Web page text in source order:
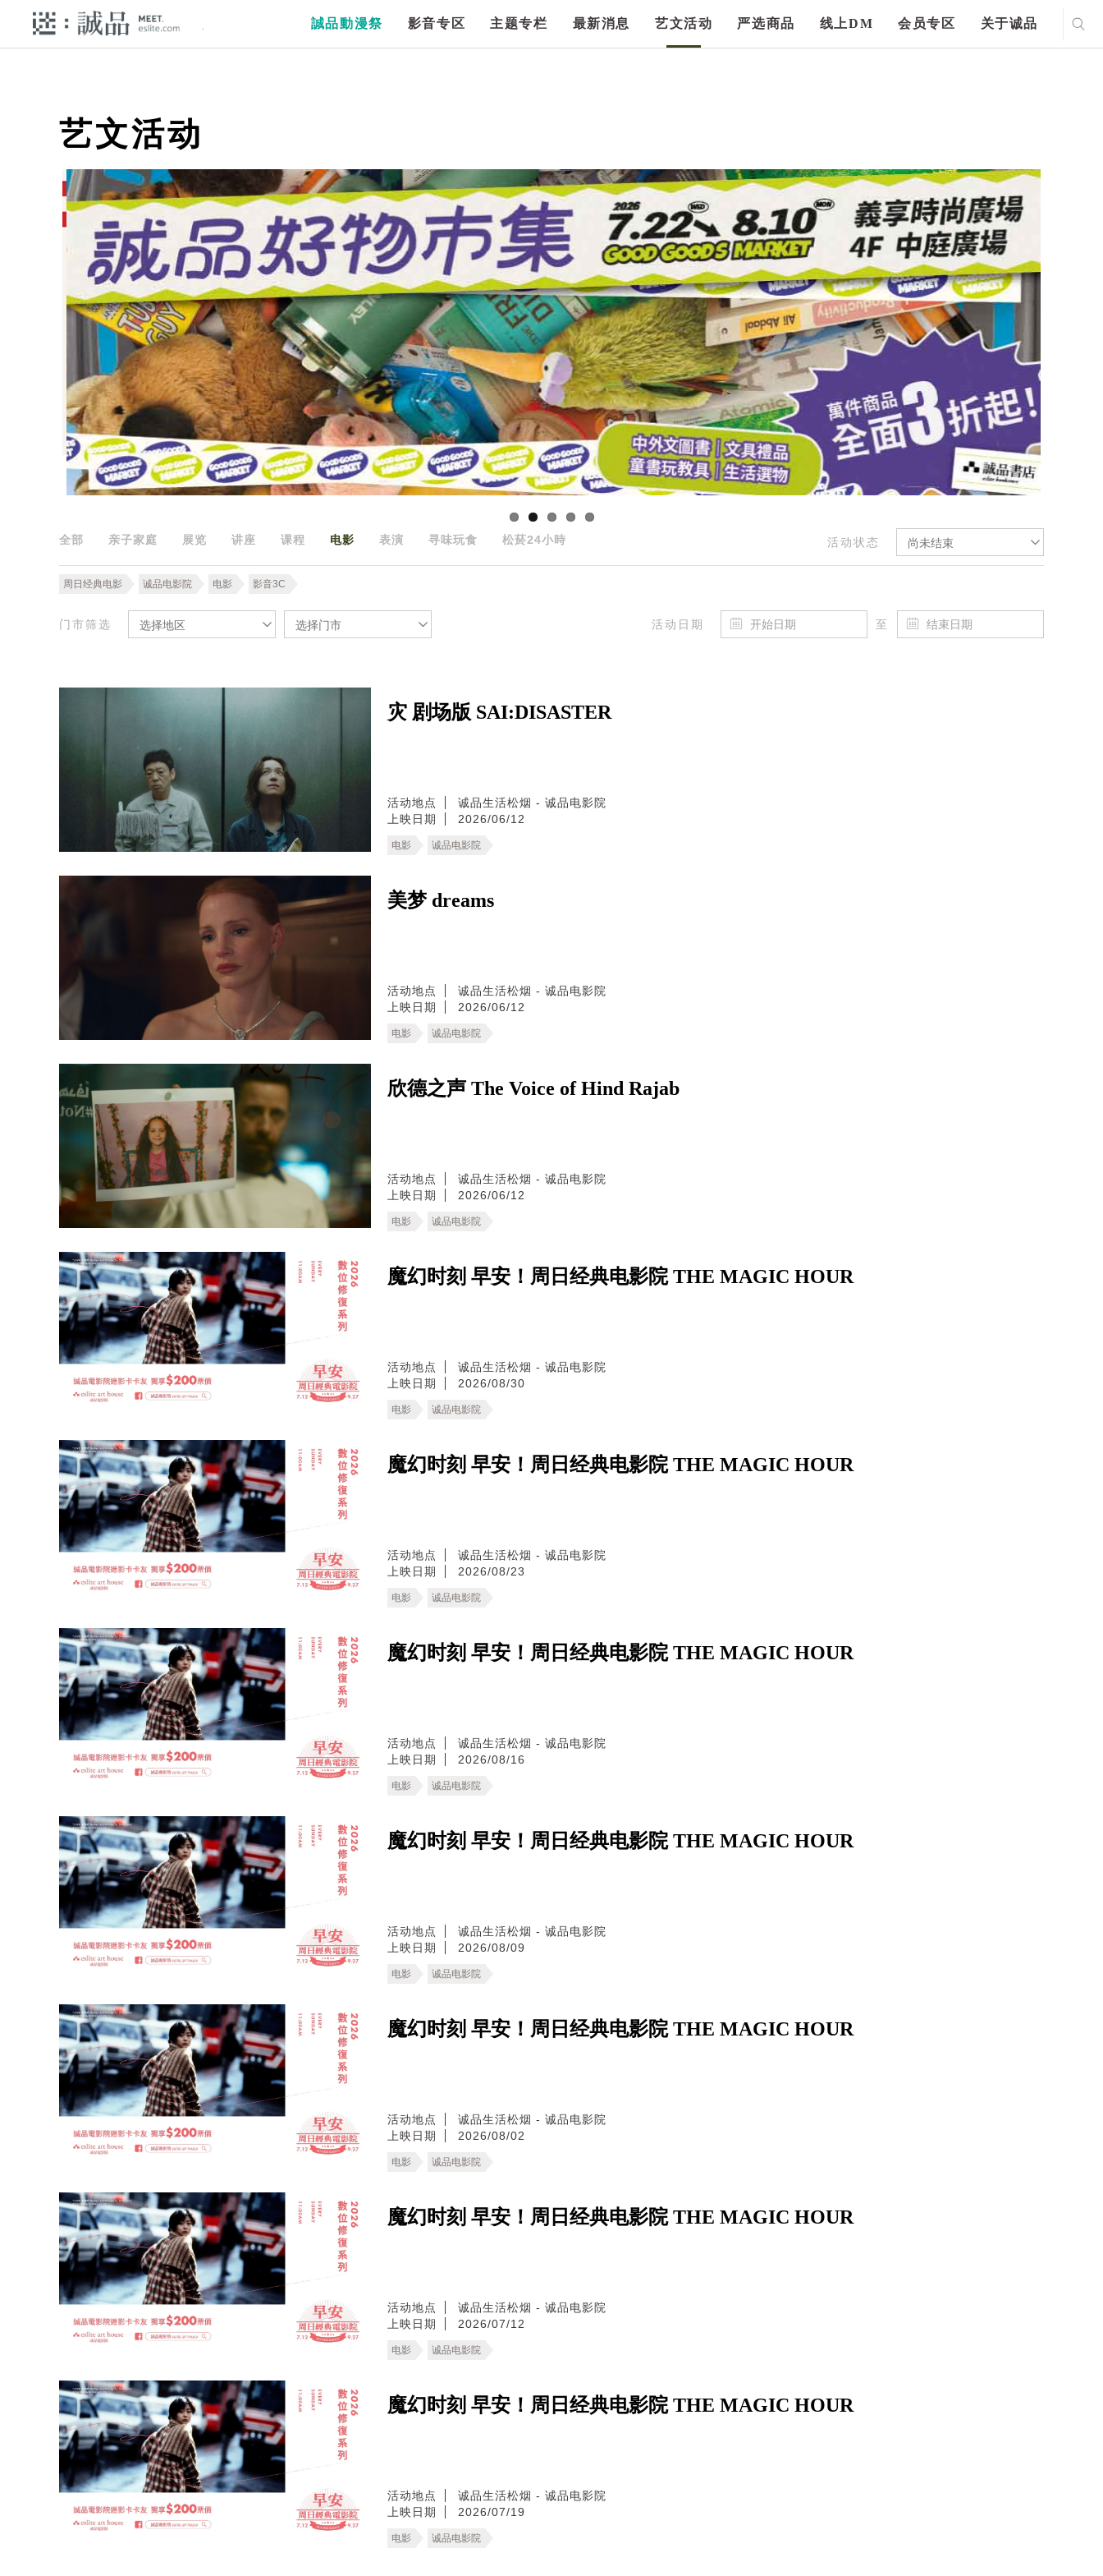
誠品動漫祭 影音专区 主题专栏 最新消息 艺文活动 严选商品 线上DM 会员专区 关于诚品
艺文活动
活动状态 尚未结束
全部 亲子家庭 展览 讲座 课程 电影 表演 寻味玩食 松菸24小時
周日经典电影 诚品电影院 电影 影音3C
门市筛选 选择地区 选择门市 活动日期 至
灾 剧场版 SAI:DISASTER
活动地点
诚品生活松烟 - 诚品电影院
上映日期
2026/06/12
电影 诚品电影院
美梦 dreams
活动地点
诚品生活松烟 - 诚品电影院
上映日期
2026/06/12
电影 诚品电影院
欣德之声 The Voice of Hind Rajab
活动地点
诚品生活松烟 - 诚品电影院
上映日期
2026/06/12
电影 诚品电影院
魔幻时刻 早安！周日经典电影院 THE MAGIC HOUR
活动地点
诚品生活松烟 - 诚品电影院
上映日期
2026/08/30
电影 诚品电影院
魔幻时刻 早安！周日经典电影院 THE MAGIC HOUR
活动地点
诚品生活松烟 - 诚品电影院
上映日期
2026/08/23
电影 诚品电影院
魔幻时刻 早安！周日经典电影院 THE MAGIC HOUR
活动地点
诚品生活松烟 - 诚品电影院
上映日期
2026/08/16
电影 诚品电影院
魔幻时刻 早安！周日经典电影院 THE MAGIC HOUR
活动地点
诚品生活松烟 - 诚品电影院
上映日期
2026/08/09
电影 诚品电影院
魔幻时刻 早安！周日经典电影院 THE MAGIC HOUR
活动地点
诚品生活松烟 - 诚品电影院
上映日期
2026/08/02
电影 诚品电影院
魔幻时刻 早安！周日经典电影院 THE MAGIC HOUR
活动地点
诚品生活松烟 - 诚品电影院
上映日期
2026/07/12
电影 诚品电影院
魔幻时刻 早安！周日经典电影院 THE MAGIC HOUR
活动地点
诚品生活松烟 - 诚品电影院
上映日期
2026/07/19
电影 诚品电影院